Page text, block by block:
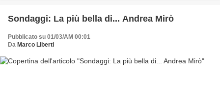
Sondaggi: La più bella di... Andrea Mirò
Pubblicato su 01/03/AM 00:01
Da Marco Liberti